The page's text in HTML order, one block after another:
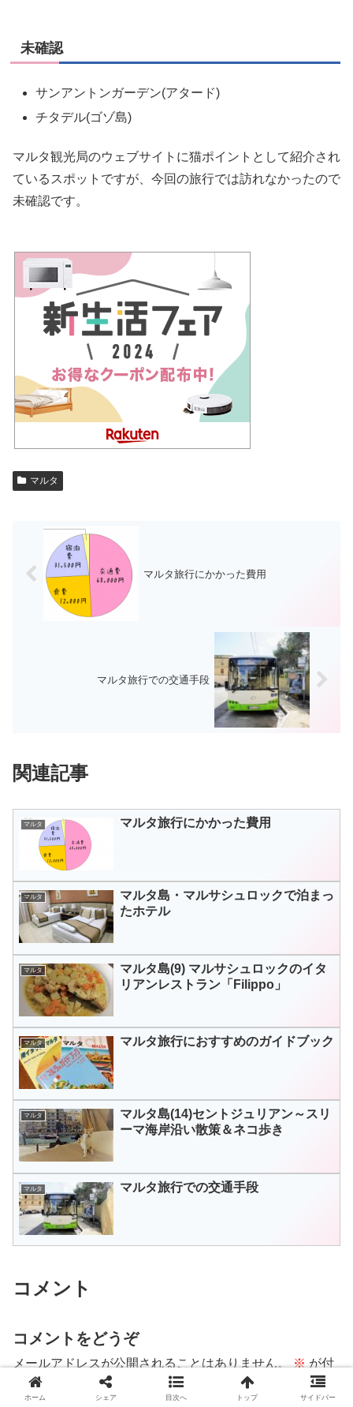
未確認
サンアントンガーデン(アタード)
チタデル(ゴゾ島)
マルタ観光局のウェブサイトに猫ポイントとして紹介され
ているスポットですが、今回の旅行では訪れなかったので
未確認です。
マルタ
マルタ旅行にかかった費用
マルタ旅行での交通手段
関連記事
マルタ マルタ旅行にかかった費用
マルタ
マルタ島・マルサシュロックで泊まっ
たホテル
マルタ
マルタ島(9) マルサシュロックのイタ
リアンレストラン「Filippo」
マルタ マルタ旅行におすすめのガイドブック
マルタ
マルタ島(14)セントジュリアン～スリ
ーマ海岸沿い散策＆ネコ歩き
マルタ マルタ旅行での交通手段
コメント
コメントをどうぞ
メールアドレスが公開されることはありません。 ※が付
いている欄は必須項目です
ホーム シェア 目次へ トップ サイドバー